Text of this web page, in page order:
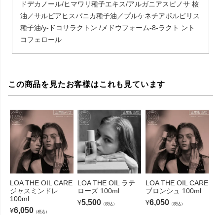
ドデカノール/ヒマワリ種子エキス/アルガニアスピノサ 核
油／サルピアヒスパニカ種子油／プルケネチアポルピリス
種子油/y-ドコサラクトン /メドウフォーム-8-ラクト ント
コフェロール
この商品を見たお客様はこれも見ています
LOA THE OIL CARE
ジャスミンドレ
100ml
¥6,050 （税込）
LOA THE OIL ラテ
ローズ 100ml
¥5,500 （税込）
LOA THE OIL CARE
ブロンシュ 100ml
¥6,050（税込）